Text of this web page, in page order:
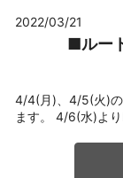
2022/03/21
■ルー
4/4(月)、4/5(火)の
ます。 4/6(水)よ